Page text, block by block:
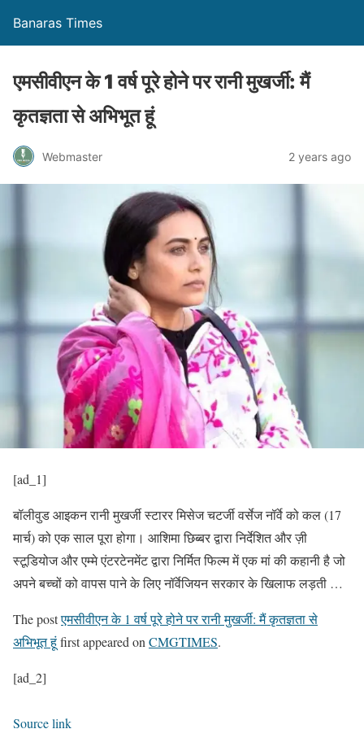
Banaras Times
एमसीवीएन के 1 वर्ष पूरे होने पर रानी मुखर्जी: मैं
कृतज्ञता से अभिभूत हूं
Webmaster 2 years ago
[ad_1]
बॉलीवुड आइकन रानी मुखर्जी स्टारर मिसेज चटर्जी वर्सेज नॉर्वे को कल (17
मार्च) को एक साल पूरा होगा। आशिमा छिब्बर द्वारा निर्देशित और ज़ी
स्टूडियोज और एम्मे एंटरटेनमेंट द्वारा निर्मित फिल्म में एक मां की कहानी है जो
अपने बच्चों को वापस पाने के लिए नॉर्वेजियन सरकार के खिलाफ लड़ती …
The postएमसीवीएन के 1 वर्ष पूरे होने पर रानी मुखर्जी: मैं कृतज्ञता से
अभिभूत हूंfirst appeared on CMGTIMES.
[ad_2]
Source link